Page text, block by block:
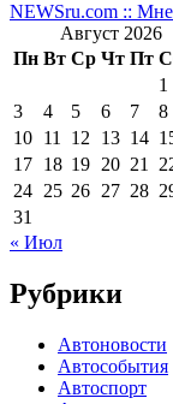
NEWSru.com ::
Август 2026
Пн Вт Ср Чт Пт
1
3
4 5 6 7 8
10 11 12 13 14
17 18 19 20 21
24 25 26 27 28
31
« Июл
Рубрики
Автоновости
Автособытия
Автоспорт